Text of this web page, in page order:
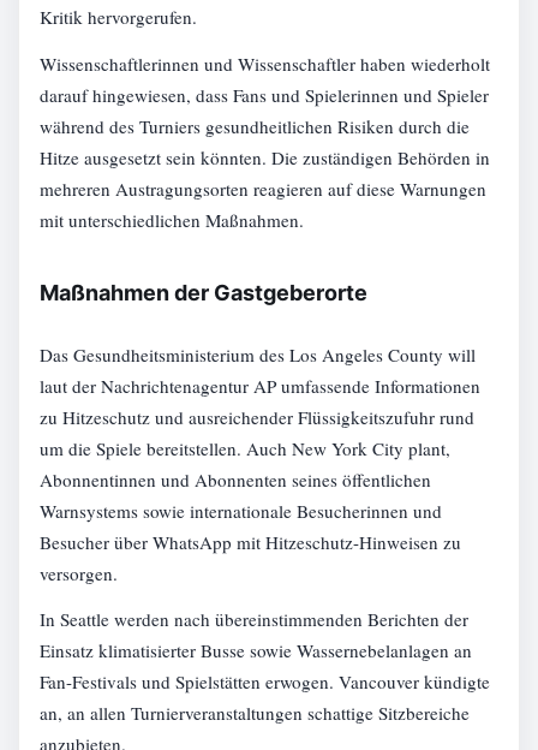
Kritik hervorgerufen.
Wissenschaftlerinnen und Wissenschaftler haben wiederholt
darauf hingewiesen, dass Fans und Spielerinnen und Spieler
während des Turniers gesundheitlichen Risiken durch die
Hitze ausgesetzt sein könnten. Die zuständigen Behörden in
mehreren Austragungsorten reagieren auf diese Warnungen
mit unterschiedlichen Maßnahmen.
Maßnahmen der Gastgeberorte
Das Gesundheitsministerium des Los Angeles County will
laut der Nachrichtenagentur AP umfassende Informationen
zu Hitzeschutz und ausreichender Flüssigkeitszufuhr rund
um die Spiele bereitstellen. Auch New York City plant,
Abonnentinnen und Abonnenten seines öffentlichen
Warnsystems sowie internationale Besucherinnen und
Besucher über WhatsApp mit Hitzeschutz-Hinweisen zu
versorgen.
In Seattle werden nach übereinstimmenden Berichten der
Einsatz klimatisierter Busse sowie Wassernebelanlagen an
Fan-Festivals und Spielstätten erwogen. Vancouver kündigte
an, an allen Turnierveranstaltungen schattige Sitzbereiche
anzubieten.